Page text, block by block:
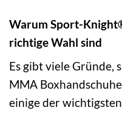
Warum Sport-
richtige Wahl sind
Es gibt viele
MMA
einige der